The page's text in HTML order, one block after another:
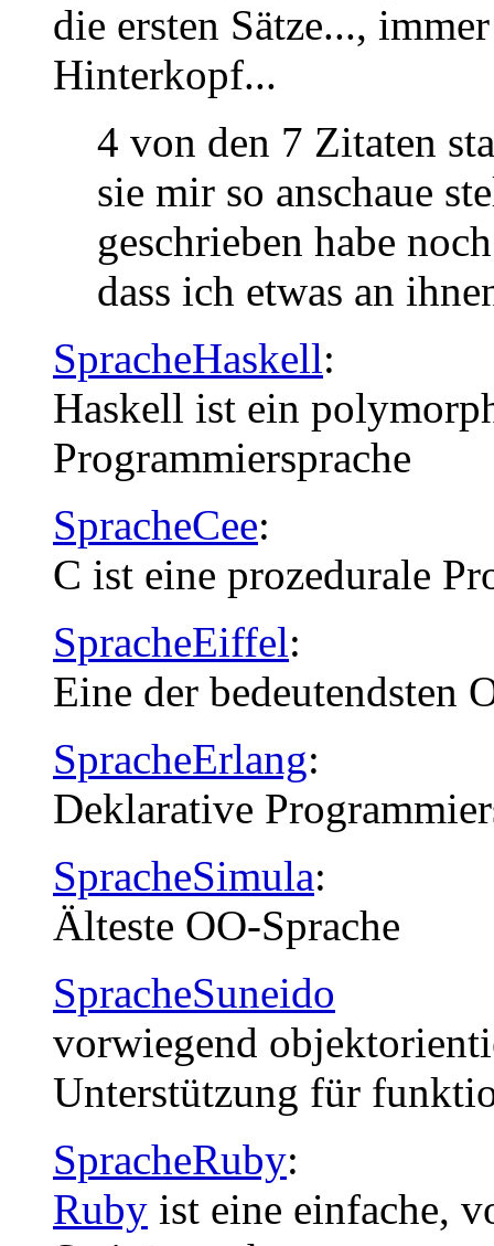
die ersten Sätze...,
Hinterkopf...
4 von den 7 Zitaten
sie mir so anschaue
geschrieben habe
dass ich etwas an
SpracheHaskell:
Haskell ist ein
Programmiersprache
SpracheCee:
C ist eine prozedurale
SpracheEiffel:
Eine der bedeutendsten
SpracheErlang:
Deklarative
SpracheSimula:
Älteste OO-Sprache
SpracheSuneido
vorwiegend
Unterstützung für
SpracheRuby:
Ruby ist eine einfache,